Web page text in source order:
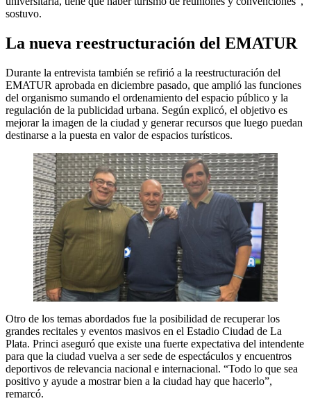
sostuvo.
La nueva reestructuración del EMATUR
Durante la entrevista también se refirió a la reestructuración del
EMATUR aprobada en diciembre pasado, que amplió las funciones
del organismo sumando el ordenamiento del espacio público y la
regulación de la publicidad urbana. Según explicó, el objetivo es
mejorar la imagen de la ciudad y generar recursos que luego puedan
destinarse a la puesta en valor de espacios turísticos.
Otro de los temas abordados fue la posibilidad de recuperar los
grandes recitales y eventos masivos en el Estadio Ciudad de La
Plata. Princi aseguró que existe una fuerte expectativa del intendente
para que la ciudad vuelva a ser sede de espectáculos y encuentros
deportivos de relevancia nacional e internacional. “Todo lo que sea
positivo y ayude a mostrar bien a la ciudad hay que hacerlo”,
remarcó.